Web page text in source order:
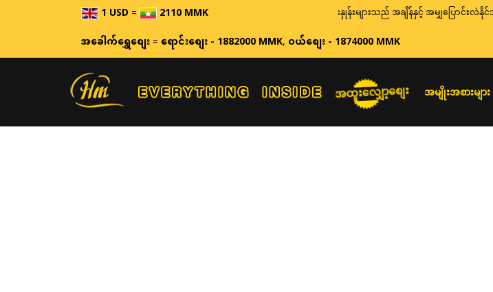
1 USD= 2110 MMK ဈေးနှုန်းများသည် အချိန်နှင့် အမျှပြောင်းလဲနိုင်သည်။
အခေါက်ရွှေစျေး=ရောင်းစျေး - 1882000 MMK,ဝယ်စျေး - 1874000 MMK
အထူးလျှော့စျေး အမျိုးအစားများ